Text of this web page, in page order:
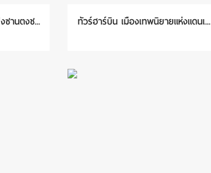
ซานตงช... ทัวร์ฮาร์บิน เมืองเทพนิยายแห่งแดนเ...